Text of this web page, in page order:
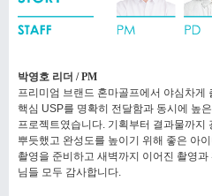
박영호 리더 / PM
프리미엄 브랜드 혼마골프에서 야심차게
핵심 USP를 명확히 전달함과 동시에 높
프로젝트였습니다. 기획부터 결과물까지
뿌듯했고 완성도를 높이기 위해 좋은 아
촬영을 준비하고 새벽까지 이어진 촬영
님들 모두 감사합니다.